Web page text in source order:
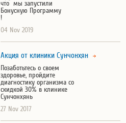
что мы запустили
Бонусную Программу
!
04 Nov 2019
Акция от клиники Сунчонхян
Позаботьтесь о своем
здоровье, пройдите
диагностику организма со
скидкой 30% в клинике
Сунчонхянь
27 Nov 2017